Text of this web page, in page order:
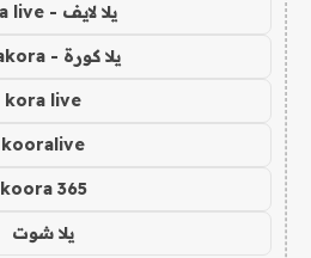
يلا لايف - yalla live
يلا كورة - yallakora
kora live
kooralive
koora 365
يلا شوت